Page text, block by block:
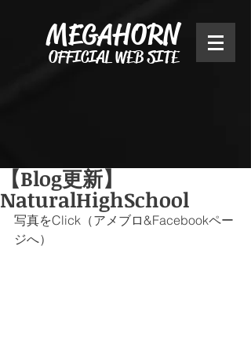
MEGAHORN
OFFICIAL WEB SITE
【Blog更新】
NaturalHighSchool
写真をClick（アメブロ&Facebookペー
ジへ）